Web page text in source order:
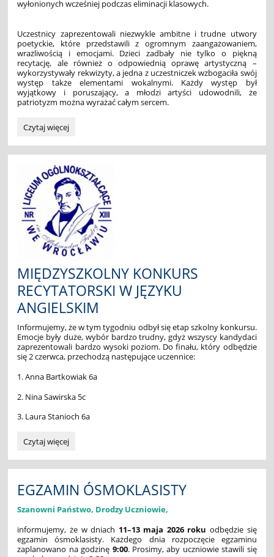
wyłonionych wcześniej podczas eliminacji klasowych.
Uczestnicy zaprezentowali niezwykle ambitne i trudne utwory
poetyckie, które przedstawili z ogromnym zaangażowaniem,
wrażliwością i emocjami. Dzieci zadbały nie tylko o piękną
recytację, ale również o odpowiednią oprawę artystyczną –
wykorzystywały rekwizyty, a jedna z uczestniczek wzbogaciła swój
występ także elementami wokalnymi. Każdy występ był
wyjątkowy i poruszający, a młodzi artyści udowodnili, że
patriotyzm można wyrażać całym sercem.
Patriotyczny
recytatorski
sercem":
Czytaj więcej
MIĘDZYSZKOLNY KONKURS
RECYTATORSKI W JĘZYKU
ANGIELSKIM
Informujemy, że w tym tygodniu odbył się etap szkolny konkursu.
Emocje były duże, wybór bardzo trudny, gdyż wszyscy kandydaci
zaprezentowali bardzo wysoki poziom. Do finału, który odbędzie
się 2 czerwca, przechodzą następujące uczennice:
1. Anna Bartkowiak 6a
2. Nina Sawirska 5c
3. Laura Stanioch 6a
MIĘDZYSZKOLNY
RECYTATORSKI
JĘZYKU
ANGIELSKIM:
Czytaj więcej
EGZAMIN ÓSMOKLASISTY
Szanowni Państwo, Drodzy Uczniowie,
informujemy, że w dniach 11–13 maja 2026 roku odbędzie się
egzamin ósmoklasisty. Każdego dnia rozpoczęcie egzaminu
zaplanowano na godzinę 9:00. Prosimy, aby uczniowie stawili się